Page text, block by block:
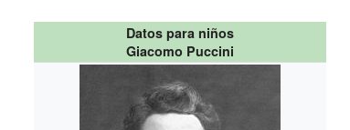
Datos para niños
Giacomo Puccini